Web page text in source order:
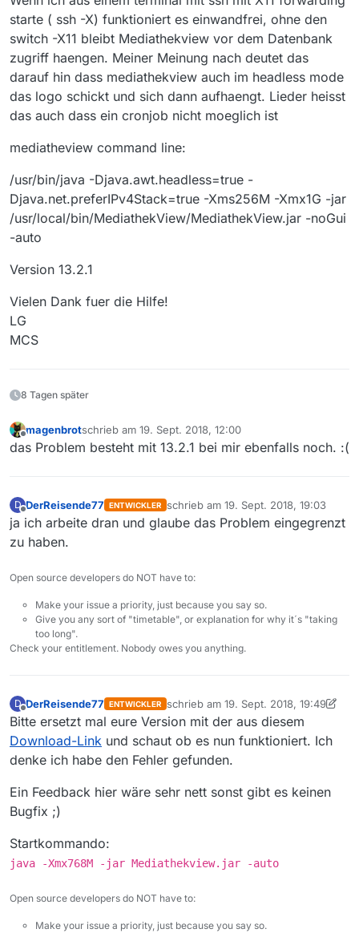
. Die Filmliste ist 72 Minuten alt
.
. Liste Kompl. gelesen am: 09.09. 2018, 22:32
.   Liste Kompl erstellt am: 09.09.2018, 21:19
.   Anzahl Filme: 251475
. Filme schreiben (251475 Filme) :
.    --> Start Schreiben nach
: /root/.mediathek3/
.    --> geschrieben!
. Write duration: 7912 ms
. Jetzige Liste erstellt am: 09.09. 2018
.   Anzahl Filme : 251475
.   Anzahl Neue : 251475
.
[INFO ]
2018 -09-09 32 09.249
[INFO ] 2018 -09-09 22:32 :09.249
starte ( ssh -X) funktioniert es einwandfrei, ohne den
switch -X11 bleibt Mediathekview vor dem Datenbank
zugriff haengen. Meiner Meinung nach deutet das
darauf hin dass mediathekview auch im headless mode
das logo schickt und sich dann aufhaengt. Lieder heisst
das auch dass ein cronjob nicht moeglich ist
mediatheview command line:
/usr/bin/java -Djava.awt.headless=true -
Djava.net.preferIPv4Stack=true -Xms256M -Xmx1G -jar
/usr/local/bin/MediathekView/MediathekView.jar -noGui
-auto
Version 13.2.1
Vielen Dank fuer die Hilfe!
LG
MCS
8 Tagen später
Offline
magenbrotschrieb am 19. Sept. 2018, 12:00
zuletzt editiert von
das Problem besteht mit 13.2.1 bei mir ebenfalls noch. :(
D
Offline
DerReisende77 ENTWICKLER schrieb am 19. Sept. 2018, 19:03
zuletzt editiert von
ja ich arbeite dran und glaube das Problem eingegrenzt
zu haben.
Open source developers do NOT have to:
Make your issue a priority, just because you say so.
Give you any sort of "timetable", or explanation for why it´s "taking
too long".
Check your entitlement. Nobody owes you anything.
D
Offline
DerReisende77 ENTWICKLER schrieb am 19. Sept. 2018, 19:49
zuletzt editiert von DerReisende77
Bitte ersetzt mal eure Version mit der aus diesem
Download-Link und schaut ob es nun funktioniert. Ich
denke ich habe den Fehler gefunden.
Ein Feedback hier wäre sehr nett sonst gibt es keinen
Bugfix ;)
Startkommando:
java -Xmx768M -jar Mediathekview.jar -auto
Open source developers do NOT have to:
Make your issue a priority, just because you say so.